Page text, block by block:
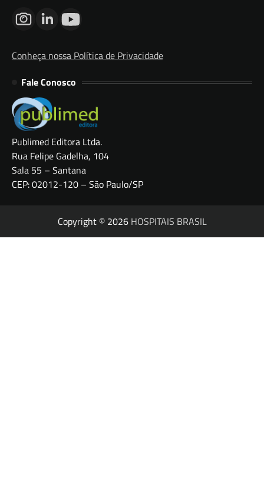
Conheça nossa Política de Privacidade
Fale Conosco
Publimed Editora Ltda.
Rua Felipe Gadelha, 104
Sala 55 – Santana
CEP: 02012-120 – São Paulo/SP
Copyright © 2026 HOSPITAIS BRASIL